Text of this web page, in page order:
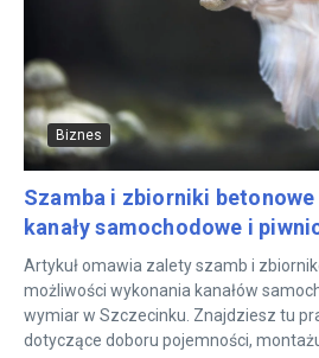
Biznes
Szamba i zbiorniki
kanały samochodowe i
Artykuł omawia zalety szamb i
możliwości wykonania kanałów
wymiar w Szczecinku. Znajdziesz tu
dotyczące doboru pojemności,